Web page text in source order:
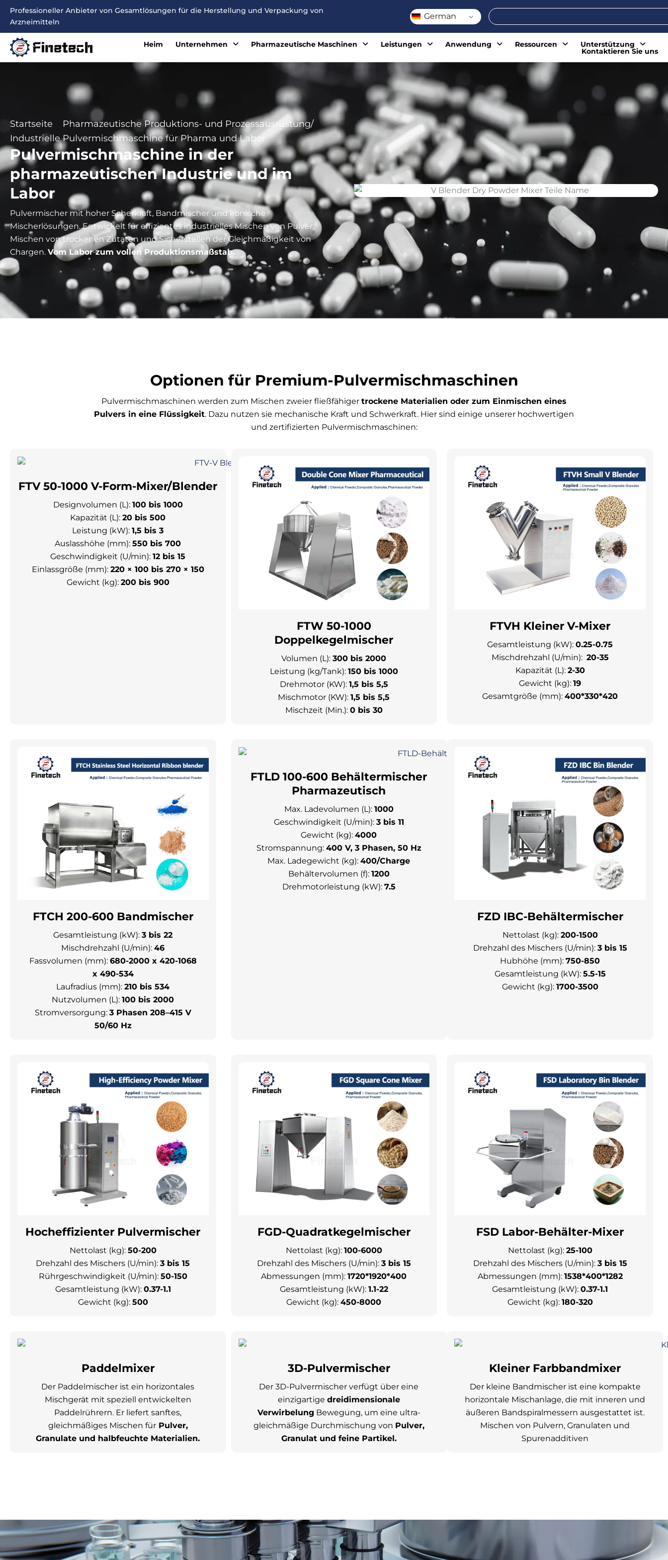
Zum
Inhalt
springen
Professioneller Anbieter von Gesamtlösungen für die Herstellung und Verpackung von
Arzneimitteln
German Suche
Heim Unternehmen Pharmazeutische Maschinen Leistungen Anwendung Ressourcen Unterstützung
Kontaktieren Sie uns
Startseite Pharmazeutische Produktions- und Prozessausrüstung/
Industrielle Pulvermischmaschine für Pharma und Labor
Pulvermischmaschine in der
pharmazeutischen Industrie und im
Labor
Pulvermischer mit hoher Scherkraft, Bandmischer und konische
Mischerlösungen. Entwickelt für effizientes industrielles Mischen von Pulver,
Mischen von trockenen Zutaten und Sicherstellen der Gleichmäßigkeit von
Chargen. Vom Labor zum vollen Produktionsmaßstab.
Optionen für Premium-Pulvermischmaschinen
Pulvermischmaschinen werden zum Mischen zweier fließfähiger trockene Materialien oder zum Einmischen eines
Pulvers in eine Flüssigkeit. Dazu nutzen sie mechanische Kraft und Schwerkraft. Hier sind einige unserer hochwertigen
und zertifizierten Pulvermischmaschinen:
FTV 50-1000 V-Form-Mixer/Blender
Designvolumen (L): 100 bis 1000
Kapazität (L):20 bis 500
Leistung (kW):1,5 bis 3
Auslasshöhe (mm):550 bis 700
Geschwindigkeit (U/min):12 bis 15
Einlassgröße (mm): 220 × 100 bis 270 × 150
Gewicht (kg): 200 bis 900
FTW 50-1000
Doppelkegelmischer
Volumen (L):300 bis 2000
Leistung (kg/Tank): 150 bis 1000
Drehmotor (KW): 1,5 bis 5,5
Mischmotor (KW):1,5 bis 5,5
Mischzeit (Min.): 0 bis 30
FTVH Kleiner V-Mixer
Gesamtleistung (kW):0.25-0.75
Mischdrehzahl (U/min): 20-35
Kapazität (L): 2-30
Gewicht (kg):19
Gesamtgröße (mm):400*330*420
FTCH 200-600 Bandmischer
Gesamtleistung (kW):3 bis 22
Mischdrehzahl (U/min):46
Fassvolumen (mm): 680-2000 x 420-1068
x 490-534
Laufradius (mm):210 bis 534
Nutzvolumen (L):100 bis 2000
Stromversorgung: 3 Phasen 208–415 V
50/60 Hz
FTLD 100-600 Behältermischer
Pharmazeutisch
Max. Ladevolumen (L): 1000
Geschwindigkeit (U/min): 3 bis 11
Gewicht (kg):4000
Stromspannung: 400 V, 3 Phasen, 50 Hz
Max. Ladegewicht (kg):400/Charge
Behältervolumen (f): 1200
Drehmotorleistung (kW): 7.5
FZD IBC-Behältermischer
Nettolast (kg): 200-1500
Drehzahl des Mischers (U/min): 3 bis 15
Hubhöhe (mm):750-850
Gesamtleistung (kW): 5.5-15
Gewicht (kg): 1700-3500
Hocheffizienter Pulvermischer
Nettolast (kg): 50-200
Drehzahl des Mischers (U/min):3 bis 15
Rührgeschwindigkeit (U/min): 50-150
Gesamtleistung (kW): 0.37-1.1
Gewicht (kg): 500
FGD-Quadratkegelmischer
Nettolast (kg): 100-6000
Drehzahl des Mischers (U/min): 3 bis 15
Abmessungen (mm):1720*1920*400
Gesamtleistung (kW): 1.1-22
Gewicht (kg):450-8000
FSD Labor-Behälter-Mixer
Nettolast (kg): 25-100
Drehzahl des Mischers (U/min): 3 bis 15
Abmessungen (mm): 1538*400*1282
Gesamtleistung (kW):0.37-1.1
Gewicht (kg): 180-320
Paddelmixer
Der Paddelmischer ist ein horizontales
Mischgerät mit speziell entwickelten
Paddelrührern. Er liefert sanftes,
gleichmäßiges Mischen fürPulver,
Granulate und halbfeuchte Materialien.
3D-Pulvermischer
Der 3D-Pulvermischer verfügt über eine
einzigartige dreidimensionale
Verwirbelung Bewegung, um eine ultra-
gleichmäßige Durchmischung von Pulver,
Granulat und feine Partikel.
Kleiner Farbbandmixer
Der kleine Bandmischer ist eine kompakte
horizontale Mischanlage, die mit inneren und
äußeren Bandspiralmessern ausgestattet ist.
Mischen von Pulvern, Granulaten und
Spurenadditiven